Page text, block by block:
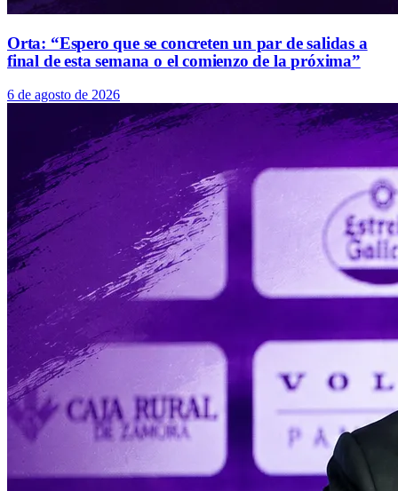
Orta: “Espero que se concreten un par de salidas a
final de esta semana o el comienzo de la próxima”
6 de agosto de 2026